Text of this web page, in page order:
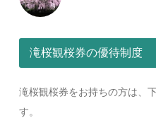
滝桜観桜券の優待制度
滝桜観桜券をお持ちの方は、
す。